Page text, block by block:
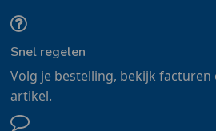
Snel regelen
Volg je bestelling, bekijk
artikel.